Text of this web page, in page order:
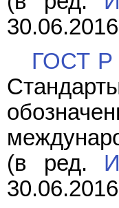
ГОСТ Р
(в ред.